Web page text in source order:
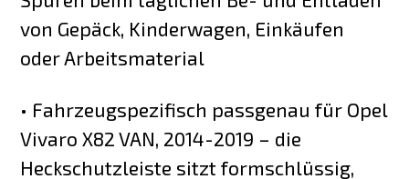
von Gepäck, Kinderwagen, Einkäufen
oder Arbeitsmaterial
• Fahrzeugspezifisch passgenau für Opel
Vivaro X82 VAN, 2014-2019 – die
Heckschutzleiste sitzt formschlüssig,